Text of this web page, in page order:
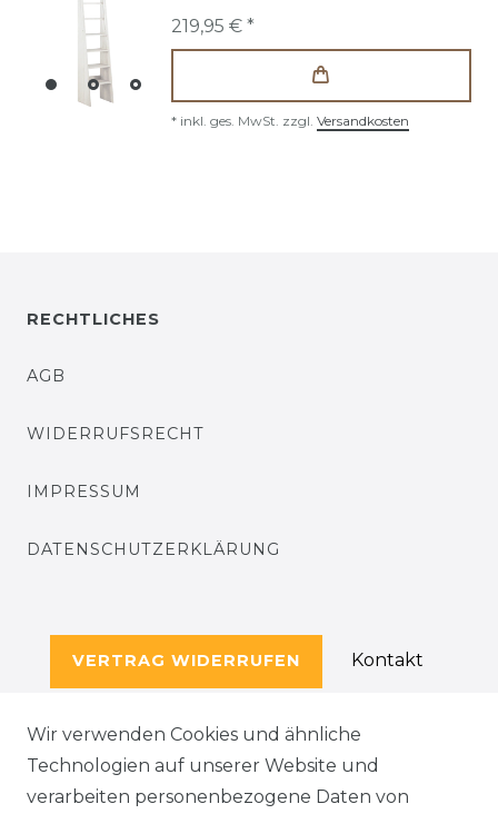
219,95 € *
* inkl. ges. MwSt. zzgl. Versandkosten
RECHTLICHES
AGB
WIDERRUFSRECHT
IMPRESSUM
DATENSCHUTZERKLÄRUNG
VERTRAG WIDERRUFEN Kontakt
SERVICE
Wir verwenden Cookies und ähnliche
Technologien auf unserer Website und
verarbeiten personenbezogene Daten von